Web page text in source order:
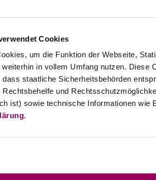
Cookies
um die Funktion der Webseite,
in vollem Umfang nutzen.
staatliche Sicherheitsbehörden
und
ist) sowie technische Informationen
.